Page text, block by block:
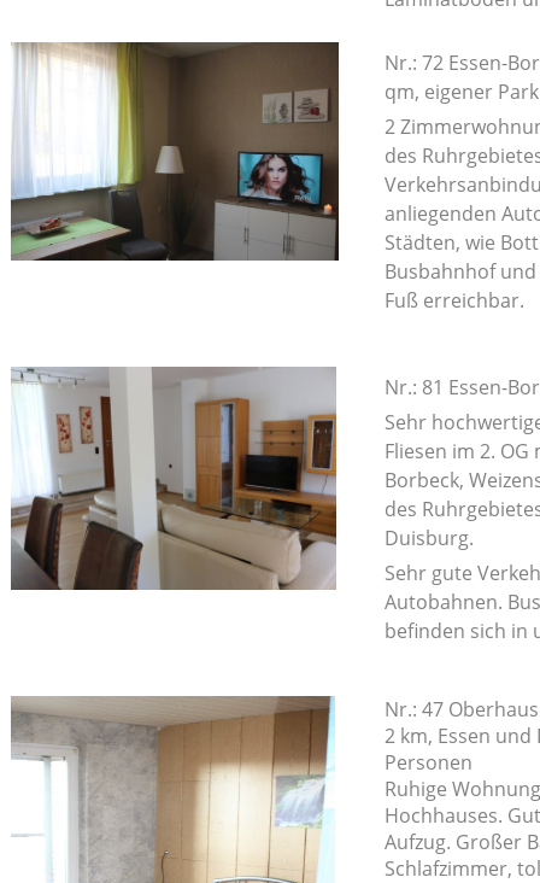
Nr.: 72 Essen-
qm, eigener
2
des
anliegenden
Städten, wie
Busbahnhof
Fuß erreichbar.
Nr.: 81 Essen-
Sehr
Fliesen im 2.
Borbeck,
des
Duisburg.
Sehr gute
Autobahnen.
befinden sich in
Nr.: 47
2 km, Essen
Personen
Ruhige
Hochhauses.
Aufzug. Großer
Schlafzimmer,